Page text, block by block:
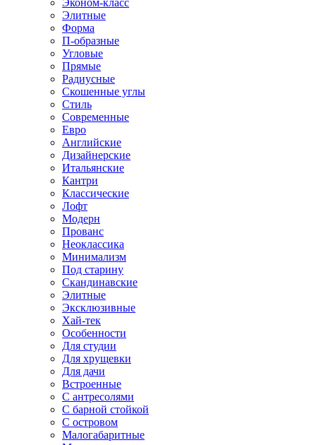
Эконом-класс
Элитные
Форма
П-образные
Угловые
Прямые
Радиусные
Скошенные углы
Стиль
Современные
Евро
Английские
Дизайнерские
Итальянские
Кантри
Классические
Лофт
Модерн
Прованс
Неоклассика
Минимализм
Под старину
Скандинавские
Элитные
Эксклюзивные
Хай-тек
Особенности
Для студии
Для хрущевки
Для дачи
Встроенные
С антресолями
С барной стойкой
С островом
Малогабаритные